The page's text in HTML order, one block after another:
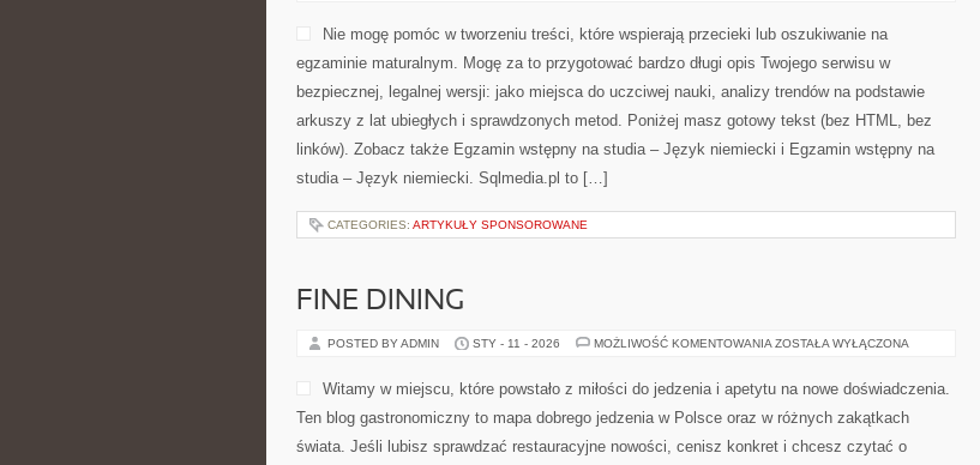
NIEMIECKI
Nie mogę pomóc w tworzeniu treści, które wspierają przecieki lub oszukiwanie na
egzaminie maturalnym. Mogę za to przygotować bardzo długi opis Twojego serwisu w
bezpiecznej, legalnej wersji: jako miejsca do uczciwej nauki, analizy trendów na podstawie
arkuszy z lat ubiegłych i sprawdzonych metod. Poniżej masz gotowy tekst (bez HTML, bez
linków). Zobacz także Egzamin wstępny na studia – Język niemiecki i Egzamin wstępny na
studia – Język niemiecki. Sqlmedia.pl to […]
CATEGORIES: ARTYKUŁY SPONSOROWANE
FINE DINING
POSTED BY ADMIN STY - 11 - 2026 MOŻLIWOŚĆ KOMENTOWANIA FINE
ZOSTAŁA WYŁĄCZONA
Witamy w miejscu, które powstało z miłości do jedzenia i apetytu na nowe doświadczenia.
Ten blog gastronomiczny to mapa dobrego jedzenia w Polsce oraz w różnych zakątkach
świata. Jeśli lubisz sprawdzać restauracyjne nowości, cenisz konkret i chcesz czytać o